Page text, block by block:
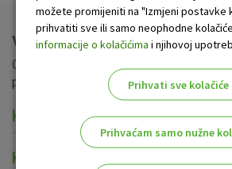
Više o usluzi SMS info
Ovisno o informacijama koje su vam
pojedinačno možete ugovoriti sljedeće
Kontrola računa
Kontrola korištenja bankovnih
možete promijeniti na "Izmjeni postavke
prihvatiti sve ili samo neophodne
informacije o kolačićima i njihovoj
Prihvati sve kolačiće
Prihvaćam samo nužne